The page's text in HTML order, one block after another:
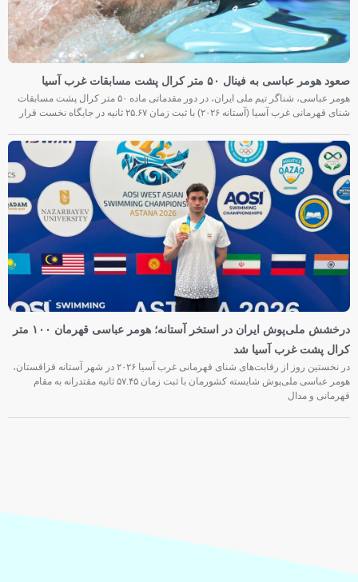
صعود هومر عباسی به فینال ۵۰ متر کرال پشت مسابقات غرب آسیا
هومر عباسی، شناگر تیم ملی ایران، در دور مقدماتی ماده ۵۰ متر کرال پشت مسابقات
شنای قهرمانی غرب آسیا (آستانه ۲۰۲۶) با ثبت زمان ۲۵.۶۷ ثانیه در جایگاه نخست قرار
درخشش ملی‌پوش ایران در استخر آستانه؛ هومر عباسی قهرمان ۱۰۰ متر
کرال پشت غرب آسیا شد
در نخستین روز از رقابت‌های شنای قهرمانی غرب آسیا ۲۰۲۶ در شهر آستانه قزاقستان،
هومر عباسی ملی‌پوش شایسته کشورمان با ثبت زمان ۵۷.۴۵ ثانیه مقتدرانه به مقام
قهرمانی و مدال